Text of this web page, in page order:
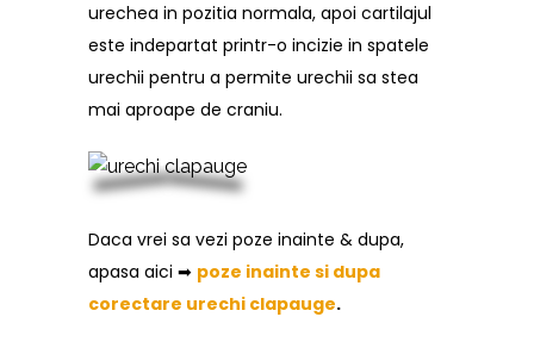
urechea in pozitia normala, apoi cartilajul
este indepartat printr-o incizie in spatele
urechii pentru a permite urechii sa stea
mai aproape de craniu.
Daca vrei sa vezi poze inainte & dupa,
apasa aici ➡ poze inainte si dupa
corectare urechi clapauge.